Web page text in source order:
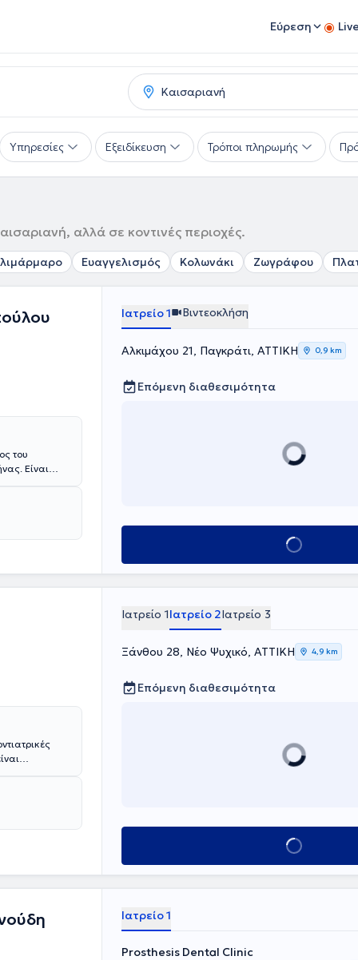
Εύρεση
Υπηρεσίες Εξειδίκευση Τρόποι πληρωμής
αλλά σε κοντινές περιοχές.
Ευαγγελισμός Κολωνάκι Ζωγράφου
του
Είναι
του
Ηνωμένο
Ιατρείο 1 Βιντεοκλήση
Αλκιμάχου 21, Παγκράτι, ΑΤΤΙΚΗ 0,9 km
Επόμενη διαθεσιμότητα
Κλείσε ραντεβού
φιλικό
Σημαντικό
αντιμετώπιση
της
Ιατρείο 1Ιατρείο 2Ιατρείο 3
Ξάνθου 28, Νέο Ψυχικό, ΑΤΤΙΚΗ 4,9 km
Επόμενη διαθεσιμότητα
Κλείσε ραντεβού
Ιατρείο 1
Prosthesis Dental Clinic